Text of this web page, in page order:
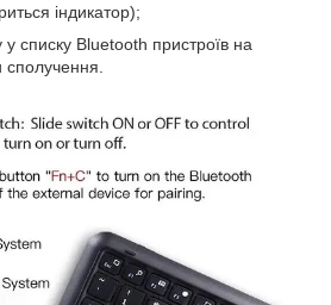
індикатор);
у списку Bluetooth пристроїв на
сполучення.